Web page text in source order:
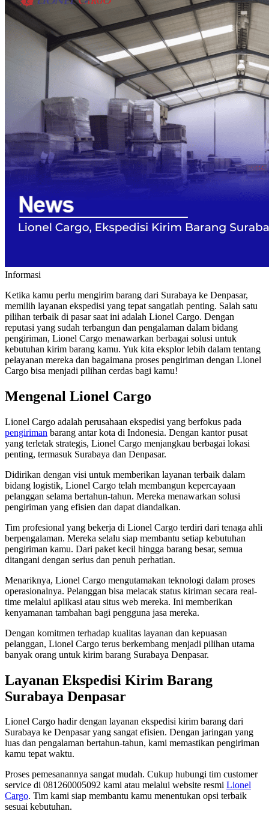
Informasi
Ketika kamu perlu mengirim barang dari Surabaya ke Denpasar,
memilih layanan ekspedisi yang tepat sangatlah penting. Salah satu
pilihan terbaik di pasar saat ini adalah Lionel Cargo. Dengan
reputasi yang sudah terbangun dan pengalaman dalam bidang
pengiriman, Lionel Cargo menawarkan berbagai solusi untuk
kebutuhan kirim barang kamu. Yuk kita eksplor lebih dalam tentang
pelayanan mereka dan bagaimana proses pengiriman dengan Lionel
Cargo bisa menjadi pilihan cerdas bagi kamu!
Mengenal Lionel Cargo
Lionel Cargo adalah perusahaan ekspedisi yang berfokus pada
pengiriman barang antar kota di Indonesia. Dengan kantor pusat
yang terletak strategis, Lionel Cargo menjangkau berbagai lokasi
penting, termasuk Surabaya dan Denpasar.
Didirikan dengan visi untuk memberikan layanan terbaik dalam
bidang logistik, Lionel Cargo telah membangun kepercayaan
pelanggan selama bertahun-tahun. Mereka menawarkan solusi
pengiriman yang efisien dan dapat diandalkan.
Tim profesional yang bekerja di Lionel Cargo terdiri dari tenaga ahli
berpengalaman. Mereka selalu siap membantu setiap kebutuhan
pengiriman kamu. Dari paket kecil hingga barang besar, semua
ditangani dengan serius dan penuh perhatian.
Menariknya, Lionel Cargo mengutamakan teknologi dalam proses
operasionalnya. Pelanggan bisa melacak status kiriman secara real-
time melalui aplikasi atau situs web mereka. Ini memberikan
kenyamanan tambahan bagi pengguna jasa mereka.
Dengan komitmen terhadap kualitas layanan dan kepuasan
pelanggan, Lionel Cargo terus berkembang menjadi pilihan utama
banyak orang untuk kirim barang Surabaya Denpasar.
Layanan Ekspedisi Kirim Barang
Surabaya Denpasar
Lionel Cargo hadir dengan layanan ekspedisi kirim barang dari
Surabaya ke Denpasar yang sangat efisien. Dengan jaringan yang
luas dan pengalaman bertahun-tahun, kami memastikan pengiriman
kamu tepat waktu.
Proses pemesanannya sangat mudah. Cukup hubungi tim customer
service di 081260005092 kami atau melalui website resmi Lionel
Cargo. Tim kami siap membantu kamu menentukan opsi terbaik
sesuai kebutuhan.